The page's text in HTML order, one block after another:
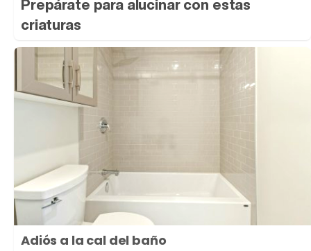
Prepárate para alucinar con estas
criaturas
Adiós a la cal del baño